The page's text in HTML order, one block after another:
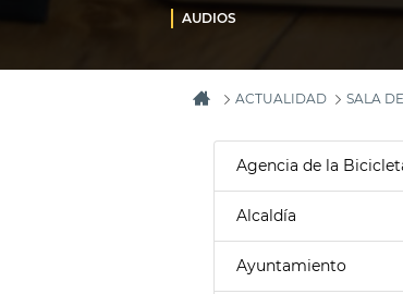
AUDIOS
ACTUALIDAD SALA
Agencia de la
Alcaldía
Ayuntamiento